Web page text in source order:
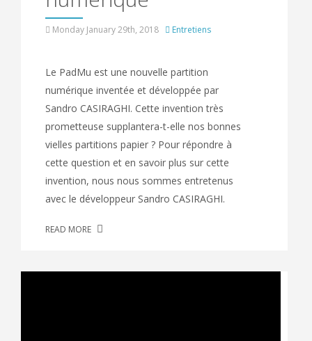
Monday January 29th, 2018 Entretiens
Le PadMu est une nouvelle partition
numérique inventée et développée par
Sandro CASIRAGHI. Cette invention très
prometteuse supplantera-t-elle nos bonnes
vielles partitions papier ? Pour répondre à
cette question et en savoir plus sur cette
invention, nous nous sommes entretenus
avec le développeur Sandro CASIRAGHI.
READ MORE